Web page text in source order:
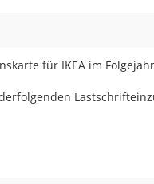
für IKEA im